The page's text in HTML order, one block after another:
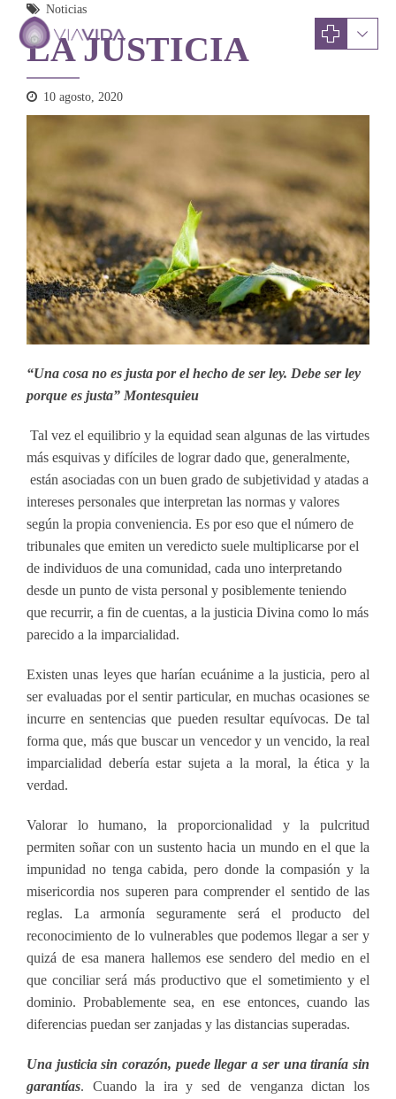
Noticias
LA JUSTICIA
10 agosto, 2020
“Una cosa no es justa por el hecho de ser ley. Debe ser ley
porque es justa” Montesquieu
Tal vez el equilibrio y la equidad sean algunas de las virtudes
más esquivas y difíciles de lograr dado que, generalmente,
están asociadas con un buen grado de subjetividad y atadas a
intereses personales que interpretan las normas y valores
según la propia conveniencia. Es por eso que el número de
tribunales que emiten un veredicto suele multiplicarse por el
de individuos de una comunidad, cada uno interpretando
desde un punto de vista personal y posiblemente teniendo
que recurrir, a fin de cuentas, a la justicia Divina como lo más
parecido a la imparcialidad.
Existen unas leyes que harían ecuánime a la justicia, pero al
ser evaluadas por el sentir particular, en muchas ocasiones se
incurre en sentencias que pueden resultar equívocas. De tal
forma que, más que buscar un vencedor y un vencido, la real
imparcialidad debería estar sujeta a la moral, la ética y la
verdad.
Valorar lo humano, la proporcionalidad y la pulcritud
permiten soñar con un sustento hacia un mundo en el que la
impunidad no tenga cabida, pero donde la compasión y la
misericordia nos superen para comprender el sentido de las
reglas. La armonía seguramente será el producto del
reconocimiento de lo vulnerables que podemos llegar a ser y
quizá de esa manera hallemos ese sendero del medio en el
que conciliar será más productivo que el sometimiento y el
dominio. Probablemente sea, en ese entonces, cuando las
diferencias puedan ser zanjadas y las distancias superadas.
Una justicia sin corazón, puede llegar a ser una tiranía sin
garantías. Cuando la ira y sed de venganza dictan los